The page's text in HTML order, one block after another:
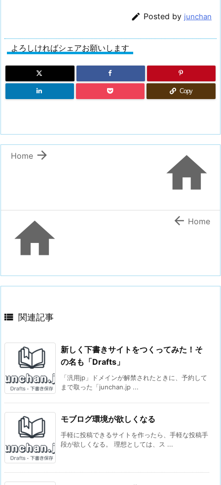
 Posted by junchan
よろしければシェアお願いします
Copy


Home
  Home
 関連記事
新しく下書きサイトをつくってみた！そ
の名も「Drafts」
「汎用jp」ドメインが解禁されたときに、予約して
まで取った「junchan.jp ...
モブログ環境が欲しくなる
手軽に投稿できるサイトを作ったら、手軽な投稿手
段が欲しくなる。 理想としては、ス ...